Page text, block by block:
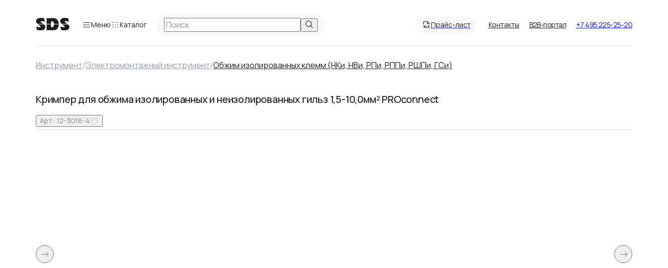
Меню Каталог Прайс-лист Контакты B2B-портал +7 495 225-25-20
Инструмент/Электромонтажный инструмент/Обжим изолированных клемм (НКи, НВи, РПи, РППи, РШПи, ГСи)
Кримпер для обжима изолированных и неизолированных гильз 1,5-10,0мм² PROconnect
Арт: 12-3016-4